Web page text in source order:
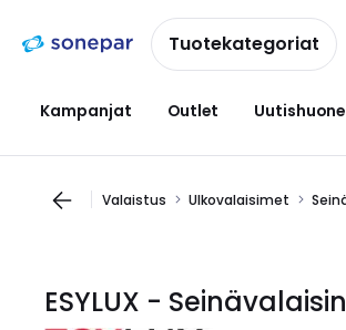
navigointiinsisältöönTuotekategoriat
Kampanjat Outlet Uutishuone
Valaistus Ulkovalaisimet
ESYLUX -